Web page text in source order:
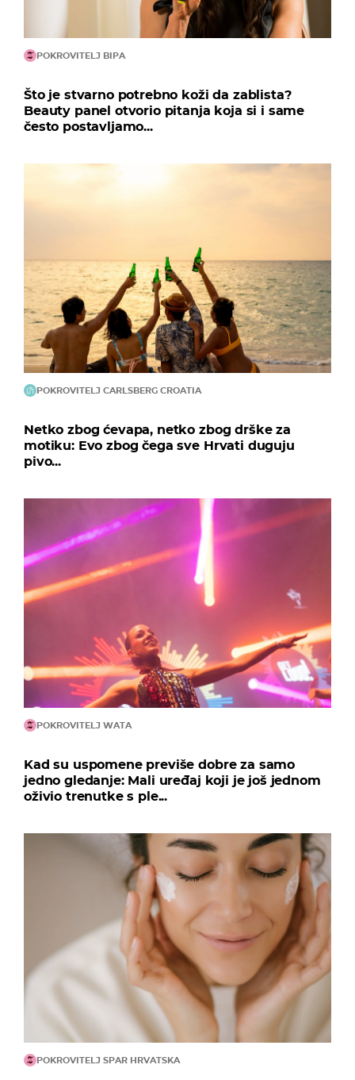
POKROVITELJ BIPA
Što je stvarno potrebno koži da zablista?
Beauty panel otvorio pitanja koja si i same
često postavljamo...
POKROVITELJ CARLSBERG CROATIA
Netko zbog ćevapa, netko zbog drške za
motiku: Evo zbog čega sve Hrvati duguju
pivo...
POKROVITELJ WATA
Kad su uspomene previše dobre za samo
jedno gledanje: Mali uređaj koji je još jednom
oživio trenutke s ple...
POKROVITELJ SPAR HRVATSKA